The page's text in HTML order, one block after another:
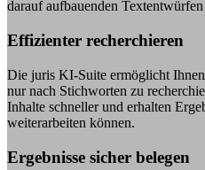
darauf aufbauenden
Effizienter recherchieren
Die juris KI-Suite ermöglicht
nur nach Stichworten zu
Inhalte schneller und erhalten
weiterarbeiten können.
Ergebnisse sicher belegen